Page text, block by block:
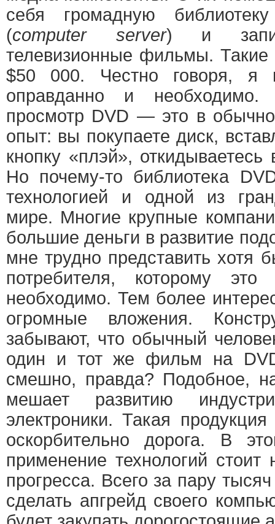
себя громадную
(computer server) и
телевизионные фильмы. Такие
$50 000. Честно говоря,
оправданно и
просмотр DVD — это в
опыт: вы покупаете диск,
кнопку «плэй»,
Но почему-то библиотека
технологией и одной из
мире. Многие крупные
большие деньги в развитие
мне трудно представить хотя
потребителя, которому
необходимо. Тем более
огромные вложения.
забывают, что обычный
один и тот же фильм на
смешно, правда? Подобное,
мешает развитию
электроники. Такая
оскорбительно дорога. В
применение технологий стоит
прогресса. Всего за пару
сделать апгрейд своего